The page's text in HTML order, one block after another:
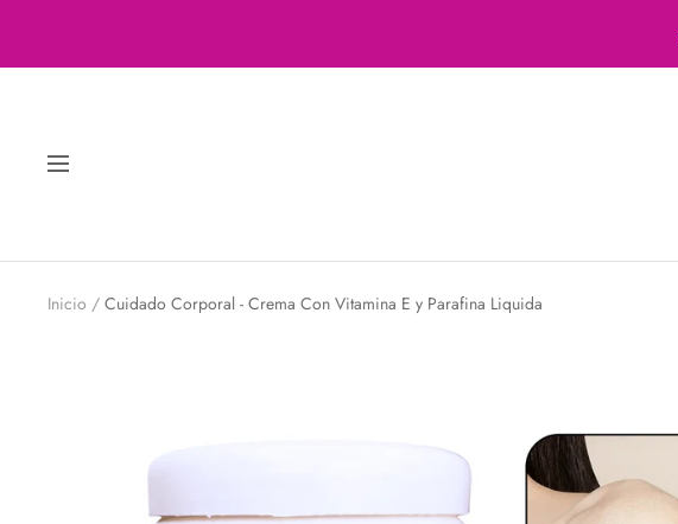
Navigación
Inicio Cuidado Corporal - Crema Con Vitamina E y Parafina Liquida